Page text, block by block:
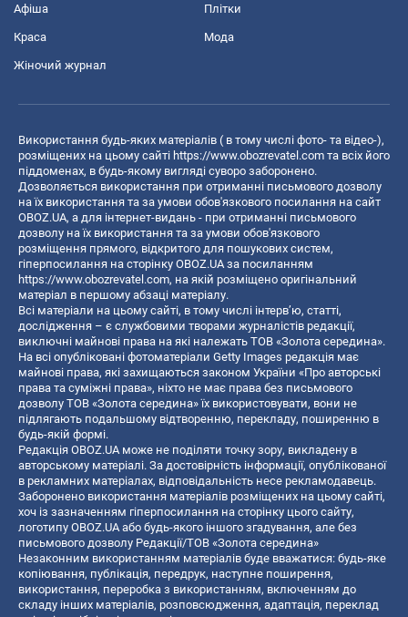
Афіша Плітки
Краса Мода
Жіночий журнал
Використання будь-яких матеріалів ( в тому числі фото- та відео-),
розміщених на цьому сайті https://www.obozrevatel.com та всіх його
піддоменах, в будь-якому вигляді суворо заборонено.
Дозволяється використання при отриманні письмового дозволу
на їх використання та за умови обов'язкового посилання на сайт
OBOZ.UA, а для інтернет-видань - при отриманні письмового
дозволу на їх використання та за умови обов'язкового
розміщення прямого, відкритого для пошукових систем,
гіперпосилання на сторінку OBOZ.UA за посиланням
https://www.obozrevatel.com, на якій розміщено оригінальний
матеріал в першому абзаці матеріалу.
Всі матеріали на цьому сайті, в тому числі інтерв’ю, статті,
дослідження – є службовими творами журналістів редакції,
виключні майнові права на які належать ТОВ «Золота середина».
На всі опубліковані фотоматеріали Getty Images редакція має
майнові права, які захищаються законом України «Про авторські
права та суміжні права», ніхто не має права без письмового
дозволу ТОВ «Золота середина» їх використовувати, вони не
підлягають подальшому відтворенню, перекладу, поширенню в
будь-якій формі.
Редакція OBOZ.UA може не поділяти точку зору, викладену в
авторському матеріалі. За достовірність інформації, опублікованої
в рекламних матеріалах, відповідальність несе рекламодавець.
Заборонено використання матеріалів розміщених на цьому сайті,
хоч із зазначенням гіперпосилання на сторінку цього сайту,
логотипу OBOZ.UA або будь-якого іншого згадування, але без
письмового дозволу Редакції/ТОВ «Золота середина»
Незаконним використанням матеріалів буде вважатися: будь-яке
копiювання, публiкацiя, передрук, наступне поширення,
використання, переробка з використанням, включенням до
складу інших матеріалів, розповсюдження, адаптація, переклад